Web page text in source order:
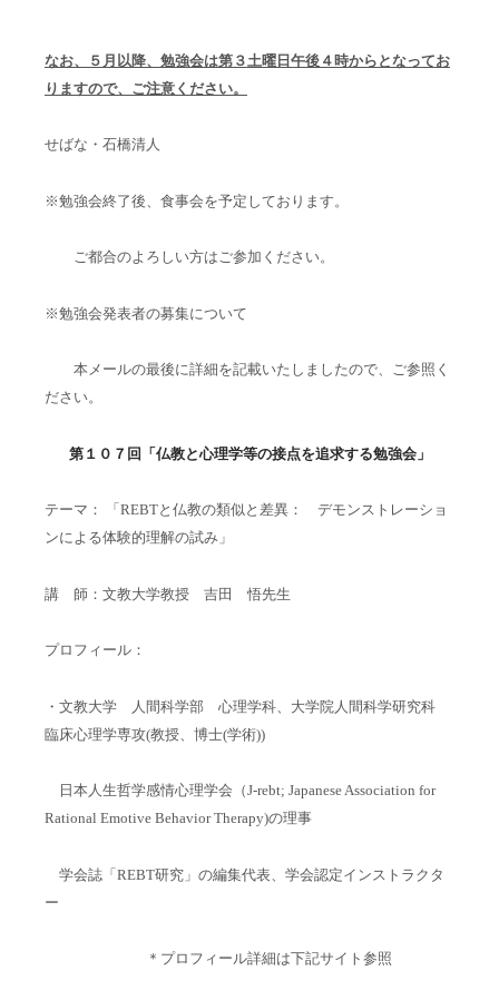
なお、５月以降、勉強会は第３土曜日午後４時からとなってお
りますので、ご注意ください。
せばな・石橋清人
※勉強会終了後、食事会を予定しております。
ご都合のよろしい方はご参加ください。
※勉強会発表者の募集について
本メールの最後に詳細を記載いたしましたので、ご参照く
ださい。
第１０７回「仏教と心理学等の接点を追求する勉強会」
テーマ： 「REBTと仏教の類似と差異： デモンストレーショ
ンによる体験的理解の試み」
講 師：文教大学教授 吉田 悟先生
プロフィール：
・文教大学 人間科学部 心理学科、大学院人間科学研究科
臨床心理学専攻(教授、博士(学術))
日本人生哲学感情心理学会（J-rebt; Japanese Association for
Rational Emotive Behavior Therapy)の理事
学会誌「REBT研究」の編集代表、学会認定インストラクタ
ー
＊プロフィール詳細は下記サイト参照